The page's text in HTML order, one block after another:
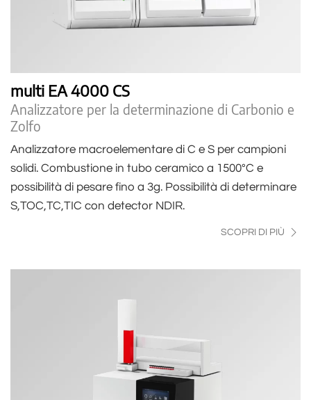
multi EA 4000 CS
Analizzatore per la determinazione di Carbonio e
Zolfo
Analizzatore macroelementare di C e S per campioni
solidi. Combustione in tubo ceramico a 1500°C e
possibilità di pesare fino a 3g. Possibilità di determinare
S,TOC,TC,TIC con detector NDIR.
SCOPRI DI PIÙ